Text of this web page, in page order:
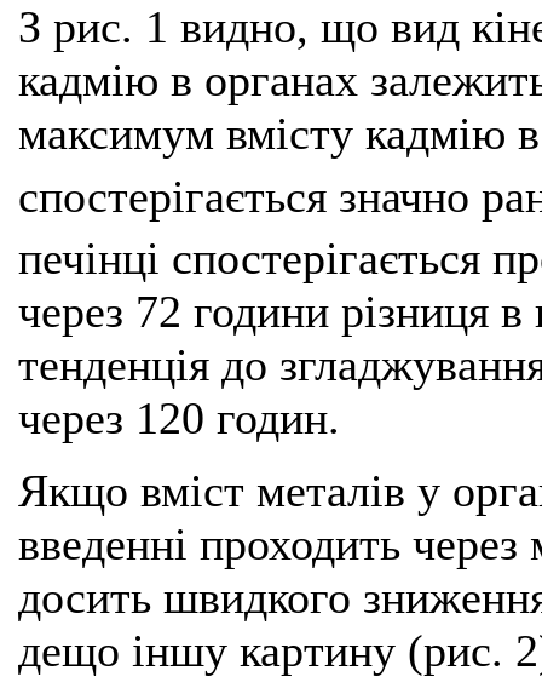
З рис. 1 видно, що вид
кадмію в органах
максимум вмісту кадмію
спостерігається значно
печінці спостерігається
через 72 години різниця
тенденція до
через 120 годин.
Якщо вміст металів у
введенні проходить
досить швидкого
дещо іншу картину (рис.